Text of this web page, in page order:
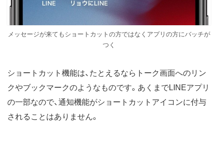
メッセージが来てもショートカットの方ではなくアプリの方にバッチが
つく
ショートカット機能は、たとえるならトーク画面へのリン
クやブックマークのようなものです。あくまでLINEアプリ
の一部なので、通知機能がショートカットアイコンに付与
されることはありません。